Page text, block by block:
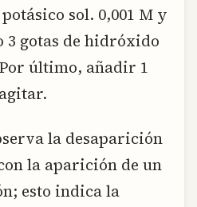
sol. 0,001 M y
3 gotas de hidróxido
último, añadir 1
la desaparición
la aparición de un
esto indica la